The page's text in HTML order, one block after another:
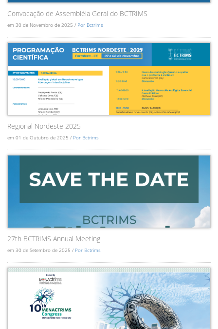
Convocação de Assembléia Geral do BCTRIMS
em 30 de Novembro de 2025 / Por Bctrims
Regional Nordeste 2025
em 01 de Outubro de 2025 / Por Bctrims
27th BCTRIMS Annual Meeting
em 30 de Setembro de 2025 / Por Bctrims